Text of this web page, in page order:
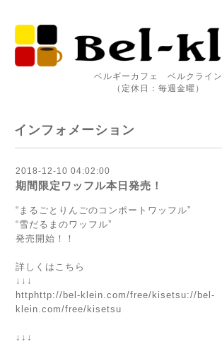
ベルギーカフェ ベルクライン
（定休日：毎週金曜）
インフォメーション
2018-12-10 04:02:00
期間限定ワッフル本日発売！
“まるごとりんごのコンポートワッフル”
“雪だるまのワッフル”
発売開始！！
詳しくはこちら
↓↓↓
httphttp://bel-klein.com/free/kisetsu://bel-
klein.com/free/kisetsu
↓↓↓